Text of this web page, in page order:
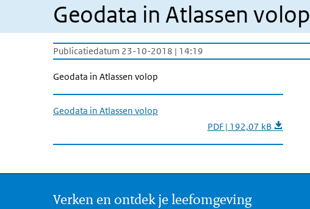
Geodata in Atlassen volop
Publicatiedatum 23-10-2018 | 14:19
Geodata in Atlassen volop
Geodata in Atlassen volop
PDF | 192,07 kB
Verken en ontdek je leefomgeving